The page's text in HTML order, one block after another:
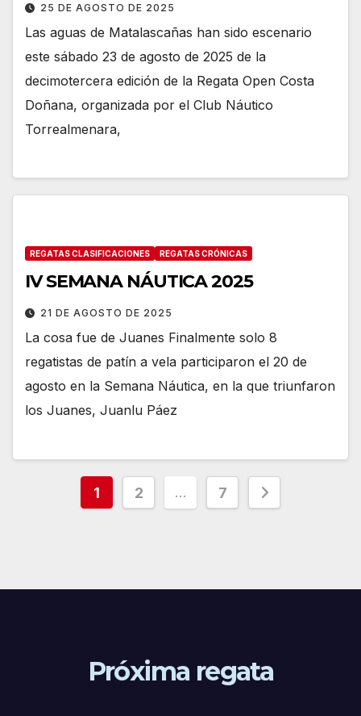
25 DE AGOSTO DE 2025
Las aguas de Matalascañas han sido escenario
este sábado 23 de agosto de 2025 de la
decimotercera edición de la Regata Open Costa
Doñana, organizada por el Club Náutico
Torrealmenara,
REGATAS CLASIFICACIONES REGATAS CRÓNICAS
IV SEMANA NÁUTICA 2025
21 DE AGOSTO DE 2025
La cosa fue de Juanes Finalmente solo 8
regatistas de patín a vela participaron el 20 de
agosto en la Semana Náutica, en la que triunfaron
los Juanes, Juanlu Páez
Paginación
1 2 … 7
Próxima regata